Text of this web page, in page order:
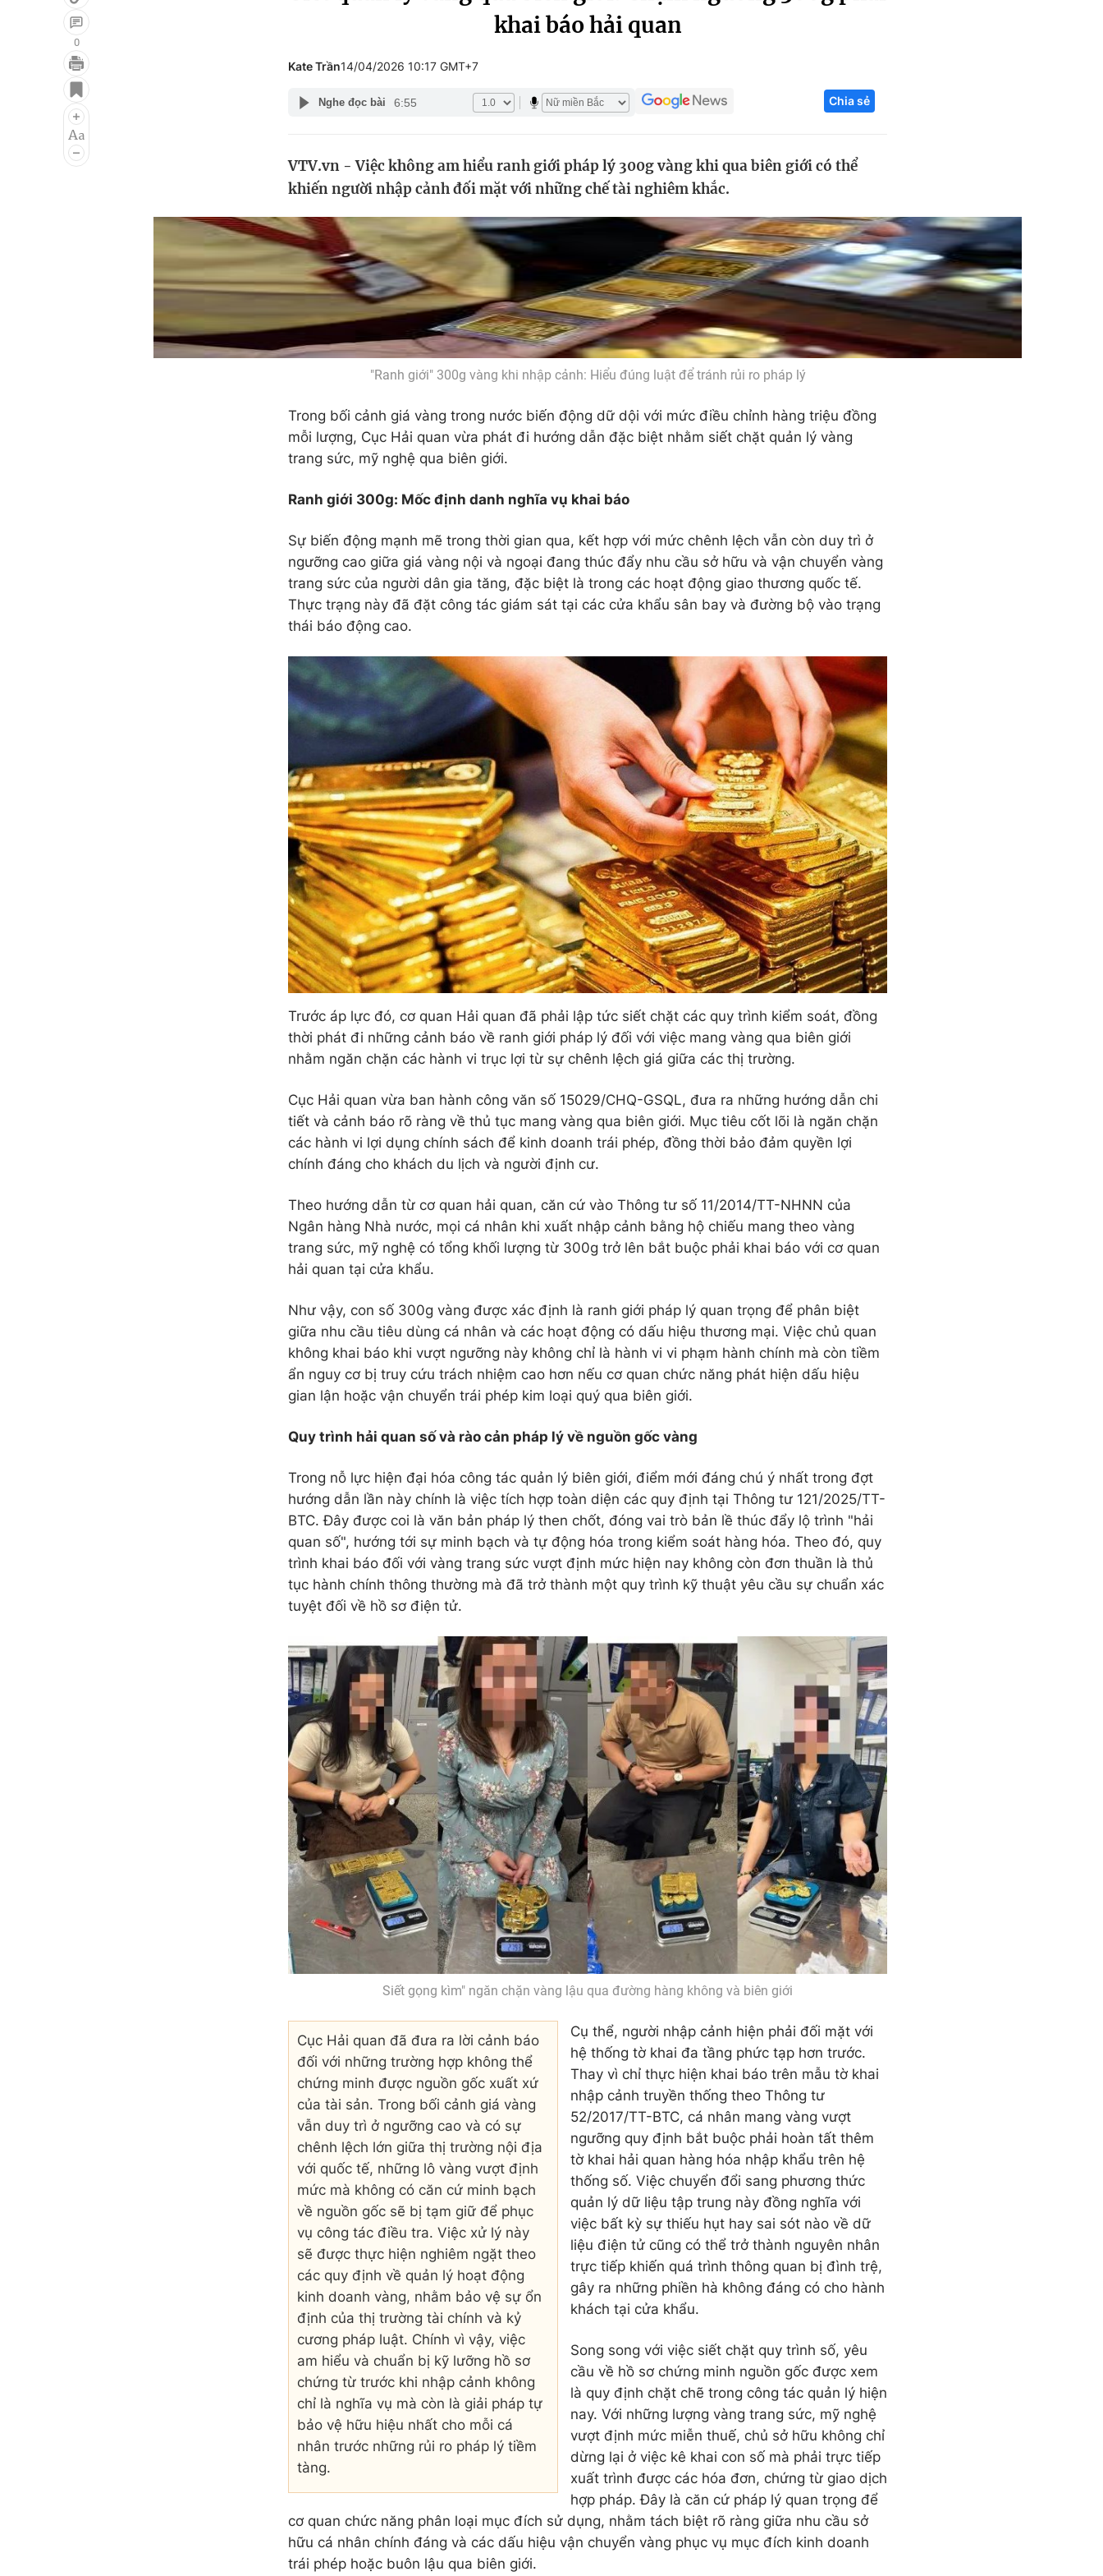
Góc ảnh
Điện ảnh
Âm nhạc
Chất lượng cuộc sống
Tuyển sinh
Hitech Công nghệ tương lai
Thị trường
0
khai báo hải quan
Kate Trần14/04/2026 10:17 GMT+7
Nghe đọc bài 6:55 Chia sẻ
VTV.vn - Việc không am hiểu ranh giới pháp lý 300g vàng khi qua biên giới có thể
khiến người nhập cảnh đối mặt với những chế tài nghiêm khắc.
"Ranh giới" 300g vàng khi nhập cảnh: Hiểu đúng luật để tránh rủi ro pháp lý
Trong bối cảnh giá vàng trong nước biến động dữ dội với mức điều chỉnh hàng triệu đồng
mỗi lượng, Cục Hải quan vừa phát đi hướng dẫn đặc biệt nhằm siết chặt quản lý vàng
trang sức, mỹ nghệ qua biên giới.
Ranh giới 300g: Mốc định danh nghĩa vụ khai báo
Sự biến động mạnh mẽ trong thời gian qua, kết hợp với mức chênh lệch vẫn còn duy trì ở
ngưỡng cao giữa giá vàng nội và ngoại đang thúc đẩy nhu cầu sở hữu và vận chuyển vàng
trang sức của người dân gia tăng, đặc biệt là trong các hoạt động giao thương quốc tế.
Thực trạng này đã đặt công tác giám sát tại các cửa khẩu sân bay và đường bộ vào trạng
thái báo động cao.
Trước áp lực đó, cơ quan Hải quan đã phải lập tức siết chặt các quy trình kiểm soát, đồng
thời phát đi những cảnh báo về ranh giới pháp lý đối với việc mang vàng qua biên giới
nhằm ngăn chặn các hành vi trục lợi từ sự chênh lệch giá giữa các thị trường.
Cục Hải quan vừa ban hành công văn số 15029/CHQ-GSQL, đưa ra những hướng dẫn chi
tiết và cảnh báo rõ ràng về thủ tục mang vàng qua biên giới. Mục tiêu cốt lõi là ngăn chặn
các hành vi lợi dụng chính sách để kinh doanh trái phép, đồng thời bảo đảm quyền lợi
chính đáng cho khách du lịch và người định cư.
Theo hướng dẫn từ cơ quan hải quan, căn cứ vào Thông tư số 11/2014/TT-NHNN của
Ngân hàng Nhà nước, mọi cá nhân khi xuất nhập cảnh bằng hộ chiếu mang theo vàng
trang sức, mỹ nghệ có tổng khối lượng từ 300g trở lên bắt buộc phải khai báo với cơ quan
hải quan tại cửa khẩu.
Như vậy, con số 300g vàng được xác định là ranh giới pháp lý quan trọng để phân biệt
giữa nhu cầu tiêu dùng cá nhân và các hoạt động có dấu hiệu thương mại. Việc chủ quan
không khai báo khi vượt ngưỡng này không chỉ là hành vi vi phạm hành chính mà còn tiềm
ẩn nguy cơ bị truy cứu trách nhiệm cao hơn nếu cơ quan chức năng phát hiện dấu hiệu
gian lận hoặc vận chuyển trái phép kim loại quý qua biên giới.
Quy trình hải quan số và rào cản pháp lý về nguồn gốc vàng
Trong nỗ lực hiện đại hóa công tác quản lý biên giới, điểm mới đáng chú ý nhất trong đợt
hướng dẫn lần này chính là việc tích hợp toàn diện các quy định tại Thông tư 121/2025/TT-
BTC. Đây được coi là văn bản pháp lý then chốt, đóng vai trò bản lề thúc đẩy lộ trình "hải
quan số", hướng tới sự minh bạch và tự động hóa trong kiểm soát hàng hóa. Theo đó, quy
trình khai báo đối với vàng trang sức vượt định mức hiện nay không còn đơn thuần là thủ
tục hành chính thông thường mà đã trở thành một quy trình kỹ thuật yêu cầu sự chuẩn xác
tuyệt đối về hồ sơ điện tử.
Siết gọng kìm" ngăn chặn vàng lậu qua đường hàng không và biên giới
Cục Hải quan đã đưa ra lời cảnh báo
đối với những trường hợp không thể
chứng minh được nguồn gốc xuất xứ
của tài sản. Trong bối cảnh giá vàng
vẫn duy trì ở ngưỡng cao và có sự
chênh lệch lớn giữa thị trường nội địa
với quốc tế, những lô vàng vượt định
mức mà không có căn cứ minh bạch
về nguồn gốc sẽ bị tạm giữ để phục
vụ công tác điều tra. Việc xử lý này
sẽ được thực hiện nghiêm ngặt theo
các quy định về quản lý hoạt động
kinh doanh vàng, nhằm bảo vệ sự ổn
định của thị trường tài chính và kỷ
cương pháp luật. Chính vì vậy, việc
am hiểu và chuẩn bị kỹ lưỡng hồ sơ
chứng từ trước khi nhập cảnh không
chỉ là nghĩa vụ mà còn là giải pháp tự
bảo vệ hữu hiệu nhất cho mỗi cá
nhân trước những rủi ro pháp lý tiềm
tàng.
Cụ thể, người nhập cảnh hiện phải đối mặt với
hệ thống tờ khai đa tầng phức tạp hơn trước.
Thay vì chỉ thực hiện khai báo trên mẫu tờ khai
nhập cảnh truyền thống theo Thông tư
52/2017/TT-BTC, cá nhân mang vàng vượt
ngưỡng quy định bắt buộc phải hoàn tất thêm
tờ khai hải quan hàng hóa nhập khẩu trên hệ
thống số. Việc chuyển đổi sang phương thức
quản lý dữ liệu tập trung này đồng nghĩa với
việc bất kỳ sự thiếu hụt hay sai sót nào về dữ
liệu điện tử cũng có thể trở thành nguyên nhân
trực tiếp khiến quá trình thông quan bị đình trệ,
gây ra những phiền hà không đáng có cho hành
khách tại cửa khẩu.
Song song với việc siết chặt quy trình số, yêu
cầu về hồ sơ chứng minh nguồn gốc được xem
là quy định chặt chẽ trong công tác quản lý hiện
nay. Với những lượng vàng trang sức, mỹ nghệ
vượt định mức miễn thuế, chủ sở hữu không chỉ
dừng lại ở việc kê khai con số mà phải trực tiếp
xuất trình được các hóa đơn, chứng từ giao dịch
hợp pháp. Đây là căn cứ pháp lý quan trọng để
cơ quan chức năng phân loại mục đích sử dụng, nhằm tách biệt rõ ràng giữa nhu cầu sở
hữu cá nhân chính đáng và các dấu hiệu vận chuyển vàng phục vụ mục đích kinh doanh
trái phép hoặc buôn lậu qua biên giới.